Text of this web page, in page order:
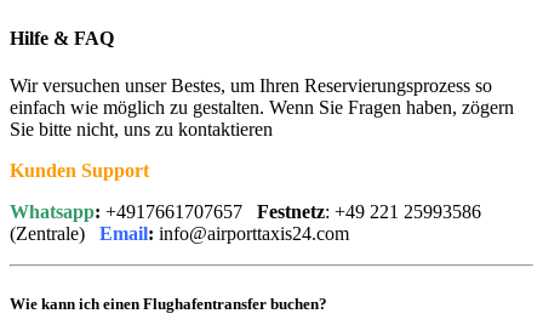
Hilfe & FAQ
Wir versuchen unser Bestes, um Ihren Reservierungsprozess so
einfach wie möglich zu gestalten. Wenn Sie Fragen haben, zögern
Sie bitte nicht, uns zu kontaktieren
Kunden Support
Whatsapp: +4917661707657 Festnetz: +49 221 25993586
(Zentrale) Email: info@airporttaxis24.com
Wie kann ich einen Flughafentransfer buchen?